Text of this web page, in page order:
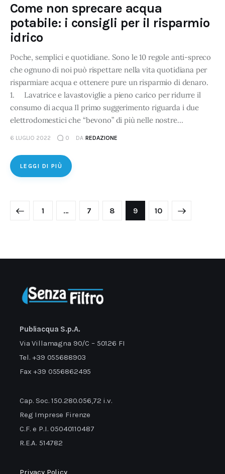
Come non sprecare acqua
potabile: i consigli per il risparmio
idrico
Poche, semplici e quotidiane. Sono le 10 regole anti-spreco
che ognuno di noi può rispettare nella vita quotidiana per
risparmiare acqua e ottenere pure un risparmio di denaro.
1. Lavatrice e lavastoviglie a pieno carico per ridurre il
consumo di acqua Il primo suggerimento riguarda i due
elettrodomestici che “bevono” di più nelle nostre…
6 LUGLIO 2022 0 DA REDAZIONE
LEGGI DI PIÙ
1 … 7 8 9 10
Publiacqua S.p.A.
Via Villamagna 90/C – 50126 FI
Tel. +39 055688903
Fax +39 0556862495
Cap. Soc. 150.280.056,72 i.v.
Reg Imprese Firenze
C.F. e P.I. 05040110487
R.E.A. 514782
Privacy Policy